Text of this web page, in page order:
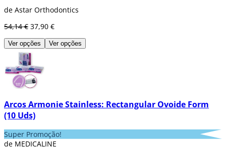
de Astar Orthodontics
54,14 € 37,90 €
Ver opções Ver opções
Arcos Armonie Stainless: Rectangular Ovoide Form
(10 Uds)
Super Promoção!
de MEDICALINE